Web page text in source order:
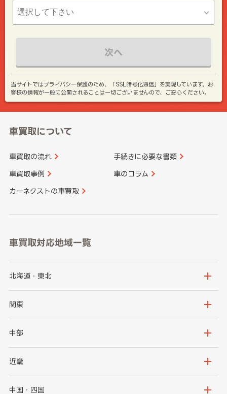
次へ
当サイトではプライバシー保護のため、「SSL暗号化通信」を実現しています。お
客様の情報が一般に公開されることは一切ございませんので、ご安心ください。
車買取について
車買取の流れ 手続きに必要な書類
車買取事例 車のコラム
カーネクストの車買取
車買取対応地域一覧
北海道・東北
北海道
岩手県
秋田県
関東
茨城県
群馬県
千葉県
中部
新潟県
石川県
近畿
大阪府
中国・四国